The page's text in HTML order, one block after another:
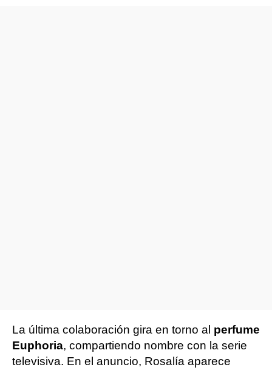
La última colaboración gira en torno al perfume
Euphoria, compartiendo nombre con la serie
televisiva. En el anuncio, Rosalía aparece